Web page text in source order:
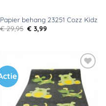
Papier behang 23251 Cozz Kidz
€29,95 Oorspronkelijke
prijs
€ 3,99Huidige
Toevoegen
aan
verlanglijst